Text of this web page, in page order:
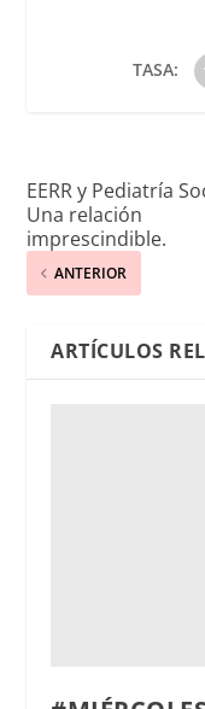
TASA:
EERR y Pediatría
Una relación
imprescindible.
ANTERIOR
ARTÍCULOS